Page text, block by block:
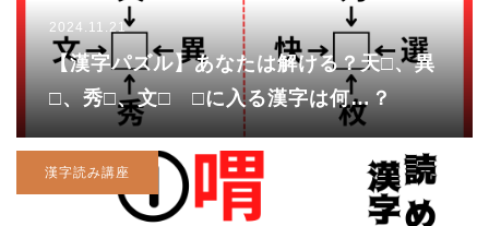
2024.11.21
【漢字パズル】あなたは解ける？天□、異
□、秀□、文□ □に入る漢字は何…？
漢字読み講座